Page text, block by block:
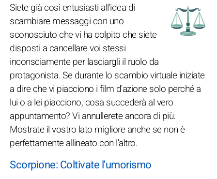
Siete già così entusiasti all'idea di
scambiare messaggi con uno
sconosciuto che vi ha colpito che siete
disposti a cancellare voi stessi
inconsciamente per lasciargli il ruolo da
protagonista. Se durante lo scambio virtuale iniziate
a dire che vi piacciono i film d'azione solo perché a
lui o a lei piacciono, cosa succederà al vero
appuntamento? Vi annullerete ancora di più.
Mostrate il vostro lato migliore anche se non è
perfettamente allineato con l'altro.
Scorpione: Coltivate l'umorismo